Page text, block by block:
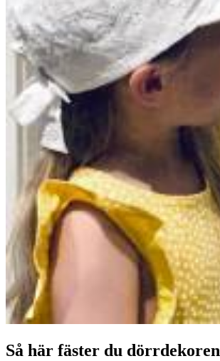
Så här fäster du dörrdekoren